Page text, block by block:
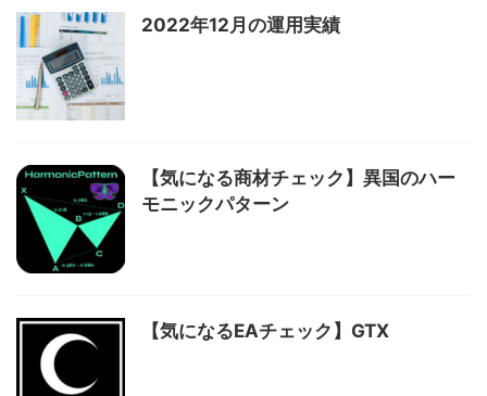
2022年12月の運用実績
【気になる商材チェック】異国のハー
モニックパターン
【気になるEAチェック】GTX